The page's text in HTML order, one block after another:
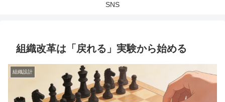
SNS
組織改革は「戻れる」実験から始める
組織設計